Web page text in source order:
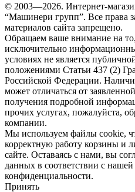
© 2003—2026. Интернет-
“Машинери групп”. Все права
материалов сайта запрещено.
Обращаем ваше внимание на
исключительно
условиях не является
положениями Статьи 437 (2)
Российской Федерации.
может отличаться от
получения подробной
прочих услугах, пожалуйста,
компании.
Мы используем файлы cookie,
корректную работу корзины и
сайте. Оставаясь с нами, вы
данных в соответствии с
конфиденциальности.
Принять